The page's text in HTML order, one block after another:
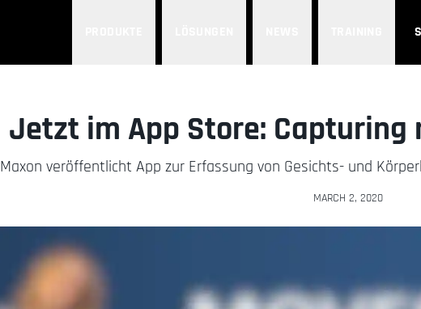
Jetzt im App Store: Capturing
Maxon veröffentlicht App zur Erfassung von Gesichts- und
MARCH 2, 2020